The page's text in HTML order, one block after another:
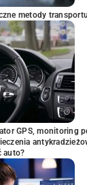
metody
GPS, monitoring
auto?